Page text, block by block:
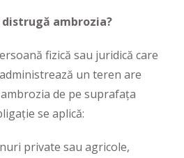
ambrozia?
fizică sau juridică care
un teren are
de pe suprafața
se aplică:
private sau agricole,